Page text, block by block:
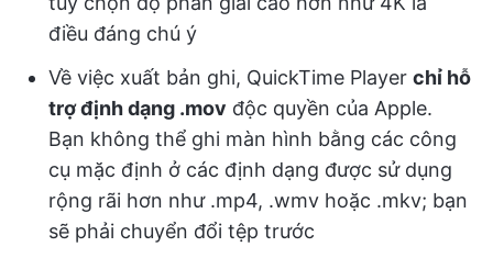
điều đáng chú ý
Về việc xuất bản ghi, QuickTime Player chỉ hỗ
trợ định dạng .mov độc quyền của Apple.
Bạn không thể ghi màn hình bằng các công
cụ mặc định ở các định dạng được sử dụng
rộng rãi hơn như .mp4, .wmv hoặc .mkv; bạn
sẽ phải chuyển đổi tệp trước